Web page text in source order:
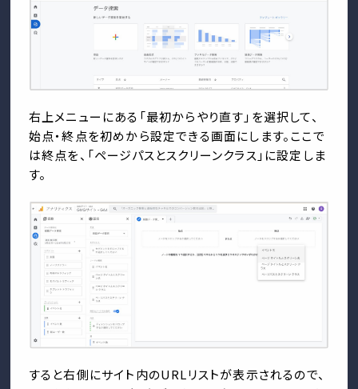
右上メニューにある「最初からやり直す」を選択して、
始点・終点を初めから設定できる画面にします。ここで
は終点を、「ページパスとスクリーンクラス」に設定しま
す。
すると右側にサイト内のURLリストが表示されるので、